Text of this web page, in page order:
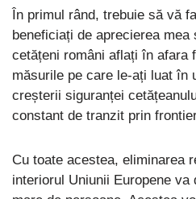
În primul rând, trebuie să vă
beneficiați de aprecierea
cetățeni români aflați în afara
măsurile pe care le-ați luat în
creșterii siguranței
constant de tranzit prin
Cu toate acestea, eliminarea
interiorul Uniunii Europene